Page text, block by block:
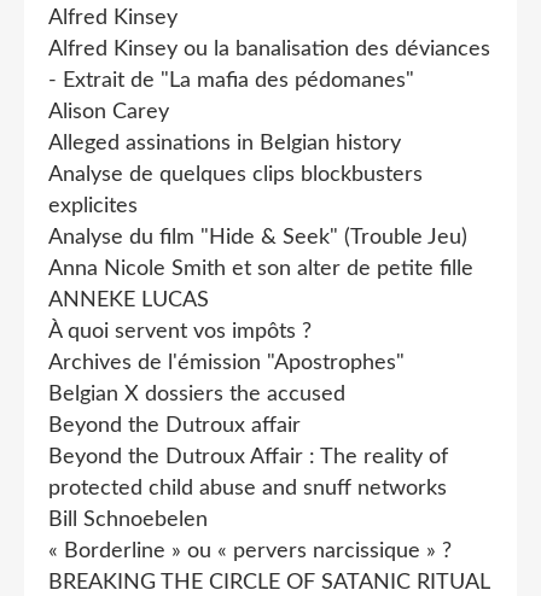
Alfred Kinsey
Alfred Kinsey ou la banalisation des déviances
- Extrait de "La mafia des pédomanes"
Alison Carey
Alleged assinations in Belgian history
Analyse de quelques clips blockbusters
explicites
Analyse du film "Hide & Seek" (Trouble Jeu)
Anna Nicole Smith et son alter de petite fille
ANNEKE LUCAS
À quoi servent vos impôts ?
Archives de l'émission "Apostrophes"
Belgian X dossiers the accused
Beyond the Dutroux affair
Beyond the Dutroux Affair : The reality of
protected child abuse and snuff networks
Bill Schnoebelen
« Borderline » ou « pervers narcissique » ?
BREAKING THE CIRCLE OF SATANIC RITUAL